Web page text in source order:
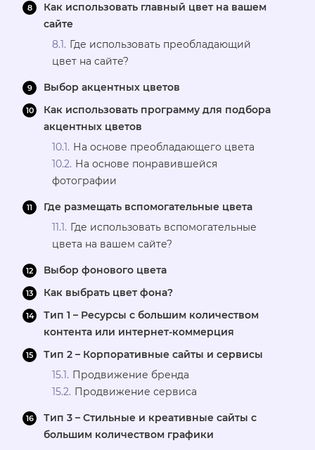
Как использовать главный цвет на вашем
сайте
Где использовать преобладающий
цвет на сайте?
Выбор акцентных цветов
Как использовать программу для подбора
акцентных цветов
На основе преобладающего цвета
На основе понравившейся
фотографии
Где размещать вспомогательные цвета
Где использовать вспомогательные
цвета на вашем сайте?
Выбор фонового цвета
Как выбрать цвет фона?
Тип 1 – Ресурсы с большим количеством
контента или интернет-коммерция
Тип 2 – Корпоративные сайты и сервисы
Продвижение бренда
Продвижение сервиса
Тип 3 – Стильные и креативные сайты с
большим количеством графики